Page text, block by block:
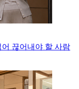
끊어내야 할 사람